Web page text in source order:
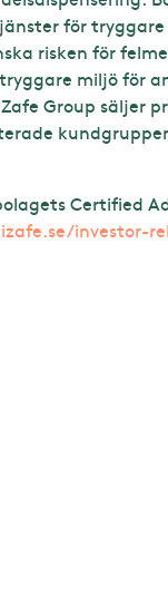
för tryggare
risken för
miljö för
Group säljer
Certified
investor-